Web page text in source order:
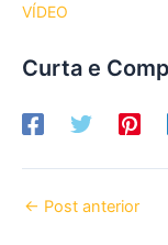
VÍDEO
Curta e
← Post anterior